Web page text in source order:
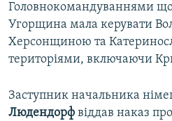
Головнокомандуваннями
Угорщина мала керувати
Херсонщиною та
територіями, включаючи
Заступник начальника
Людендорф віддав наказ